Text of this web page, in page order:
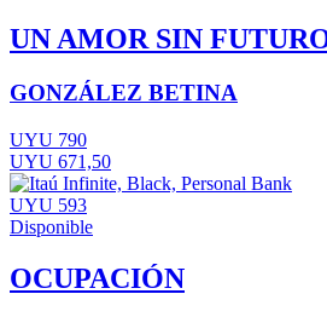
UN AMOR SIN
GONZÁLEZ BETINA
UYU 790
UYU 671,50
UYU 593
Disponible
OCUPACIÓN